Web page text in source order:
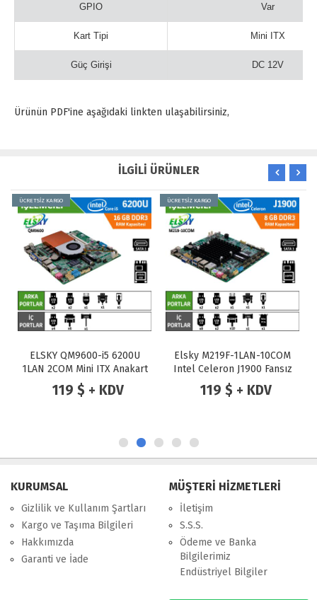
GPIO Var
Kart Tipi Mini ITX
Güç Girişi DC 12V
Ürünün PDF'ine aşağıdaki linkten ulaşabilirsiniz,
İLGİLİ ÜRÜNLER
ÜCRETSİZ KARGO
ELSKY QM9600-i5 6200U
1LAN 2COM Mini ITX Anakart
119 $ + KDV
ÜCRETSİZ KARGO
Elsky M219F-1LAN-10COM
Intel Celeron J1900 Fansız
Endüstriyel Mini ITX Anakart
119 $ + KDV
KURUMSAL
Gizlilik ve Kullanım Şartları
Kargo ve Taşıma Bilgileri
Hakkımızda
Garanti ve İade
MÜŞTERİ HİZMETLERİ
İletişim
S.S.S.
Ödeme ve Banka
Bilgilerimiz
Endüstriyel Bilgiler